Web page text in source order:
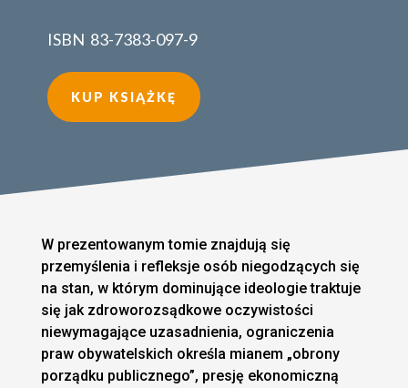
ISBN 83-7383-097-9
KUP KSIĄŻKĘ
W prezentowanym tomie znajdują się
przemyślenia i refleksje osób niegodzących się
na stan, w którym dominujące ideologie traktuje
się jak zdroworozsądkowe oczywistości
niewymagające uzasadnienia, ograniczenia
praw obywatelskich określa mianem „obrony
porządku publicznego”, presję ekonomiczną